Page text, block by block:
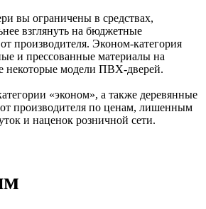
вы ограничены в средствах,
взглянуть на бюджетные
производителя. Эконом-категория
и прессованные материалы на
некоторые модели ПВХ-дверей.
«эконом», а также деревянные
производителя по ценам, лишенным
и наценок розничной сети.